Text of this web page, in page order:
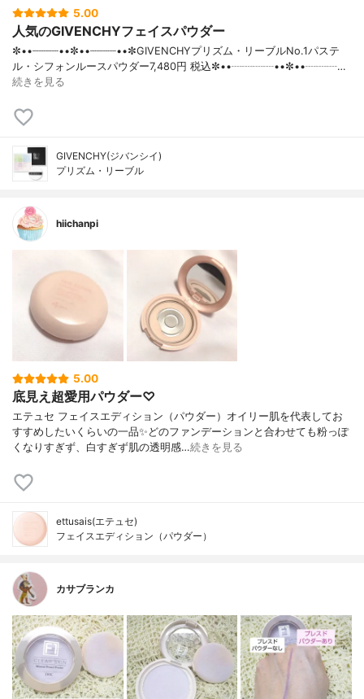
5.00
人気のGIVENCHYフェイスパウダー
✼••┈┈┈┈••✼••┈┈┈┈••✼GIVENCHYプリズム・リーブルNo.1パステ
ル・シフォンルースパウダー7,480円 税込✼••┈┈┈┈••✼••┈┈┈…
続きを見る
GIVENCHY(ジバンシイ)
プリズム・リーブル
hiichanpi
5.00
底見え超愛用パウダー♡
エテュセ フェイスエディション（パウダー）オイリー肌を代表してお
すすめしたいくらいの一品✨どのファンデーションと合わせても粉っぽ
くなりすぎず、白すぎず肌の透明感…続きを見る
ettusais(エテュセ)
フェイスエディション（パウダー）
カサブランカ